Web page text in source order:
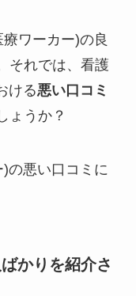
ワーカー)の良
それでは、看護
ける悪い口コミ
ょうか？
の悪い口コミに
かりを紹介さ